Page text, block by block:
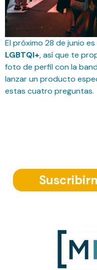
El próximo 28 de junio es
LGBTQI+, así que te
foto de perfil con la
lanzar un producto
estas cuatro preguntas.